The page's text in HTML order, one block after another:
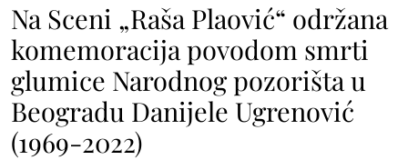
Na Sceni „Raša Plaović“ održana
komemoracija povodom smrti
glumice Narodnog pozorišta u
Beogradu Danijele Ugrenović
(1969-2022)